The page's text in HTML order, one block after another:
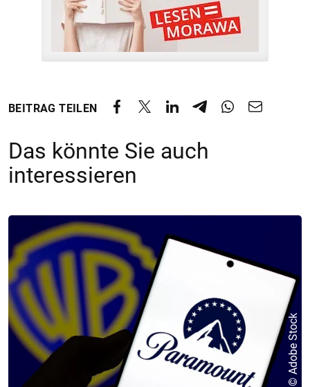
BEITRAG TEILEN
Das könnte Sie auch
interessieren
© Adobe Stock